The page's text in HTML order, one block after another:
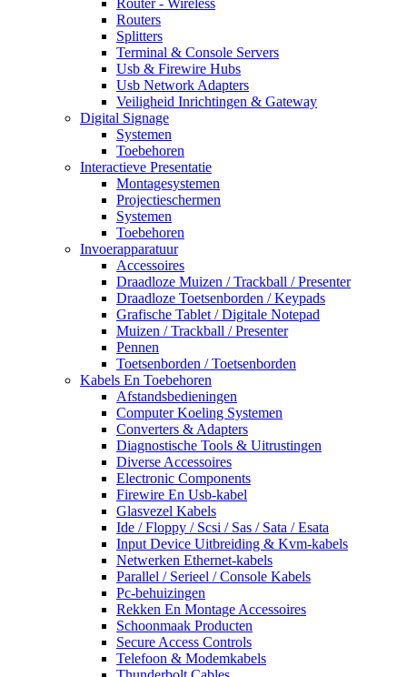
Routers
Splitters
Terminal & Console Servers
Usb & Firewire Hubs
Usb Network Adapters
Veiligheid Inrichtingen & Gateway
Digital Signage
Systemen
Toebehoren
Interactieve Presentatie
Montagesystemen
Projectieschermen
Systemen
Toebehoren
Invoerapparatuur
Accessoires
Draadloze Muizen / Trackball / Presenter
Draadloze Toetsenborden / Keypads
Grafische Tablet / Digitale Notepad
Muizen / Trackball / Presenter
Pennen
Toetsenborden / Toetsenborden
Kabels En Toebehoren
Afstandsbedieningen
Computer Koeling Systemen
Converters & Adapters
Diagnostische Tools & Uitrustingen
Diverse Accessoires
Electronic Components
Firewire En Usb-kabel
Glasvezel Kabels
Ide / Floppy / Scsi / Sas / Sata / Esata
Input Device Uitbreiding & Kvm-kabels
Netwerken Ethernet-kabels
Parallel / Serieel / Console Kabels
Pc-behuizingen
Rekken En Montage Accessoires
Schoonmaak Producten
Secure Access Controls
Telefoon & Modemkabels